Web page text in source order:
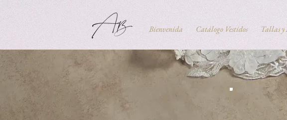
Bienvenida Catálogo Vestidos Tallas